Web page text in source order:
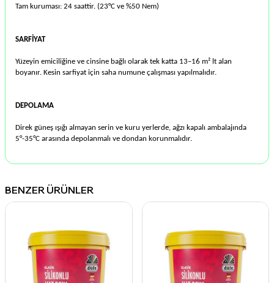
Tam kuruması: 24 saattir. (23°C ve %50 Nem)
SARFİYAT
Yüzeyin emiciliğine ve cinsine bağlı olarak tek katta 13–16 m² lt alan
boyanır. Kesin sarfiyat için saha numune çalışması yapılmalıdır.
DEPOLAMA
Direk güneş ışığı almayan serin ve kuru yerlerde, ağzı kapalı ambalajında
5°-35°C arasında depolanmalı ve dondan korunmalıdır.
BENZER ÜRÜNLER